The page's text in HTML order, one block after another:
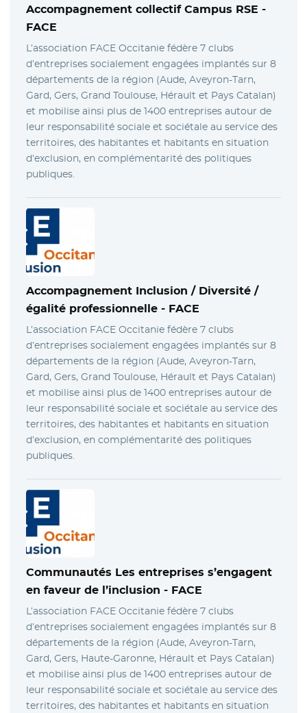
Accompagnement collectif Campus RSE -
FACE
L’association FACE Occitanie fédère 7 clubs
d’entreprises socialement engagées implantés sur 8
départements de la région (Aude, Aveyron-Tarn,
Gard, Gers, Grand Toulouse, Hérault et Pays Catalan)
et mobilise ainsi plus de 1400 entreprises autour de
leur responsabilité sociale et sociétale au service des
territoires, des habitantes et habitants en situation
d’exclusion, en complémentarité des politiques
publiques.
Accompagnement Inclusion / Diversité /
égalité professionnelle - FACE
L’association FACE Occitanie fédère 7 clubs
d’entreprises socialement engagées implantés sur 8
départements de la région (Aude, Aveyron-Tarn,
Gard, Gers, Grand Toulouse, Hérault et Pays Catalan)
et mobilise ainsi plus de 1400 entreprises autour de
leur responsabilité sociale et sociétale au service des
territoires, des habitantes et habitants en situation
d’exclusion, en complémentarité des politiques
publiques.
Communautés Les entreprises s’engagent
en faveur de l’inclusion - FACE
L’association FACE Occitanie fédère 7 clubs
d’entreprises socialement engagées implantés sur 8
départements de la région (Aude, Aveyron-Tarn,
Gard, Gers, Haute-Garonne, Hérault et Pays Catalan)
et mobilise ainsi plus de 1400 entreprises autour de
leur responsabilité sociale et sociétale au service des
territoires, des habitantes et habitants en situation